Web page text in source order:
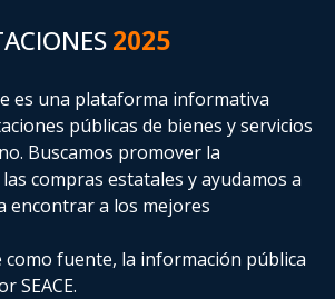
2025
es una plataforma informativa
públicas de bienes y servicios
Buscamos promover la
compras estatalesy ayudamos a
encontrar a los mejores
como fuente, la información pública
SEACE.